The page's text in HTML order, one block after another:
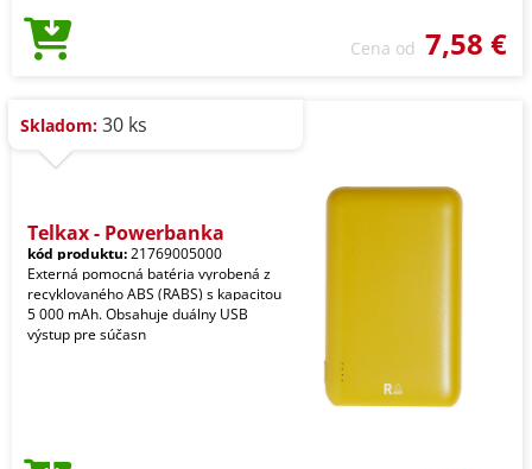
Cena od 7,58 €
Skladom: 30 ks
Telkax - Powerbanka
kód produktu:21769005000
Externá pomocná batéria vyrobená z
recyklovaného ABS (RABS) s kapacitou
5 000 mAh. Obsahuje duálny USB
výstup pre súčasn